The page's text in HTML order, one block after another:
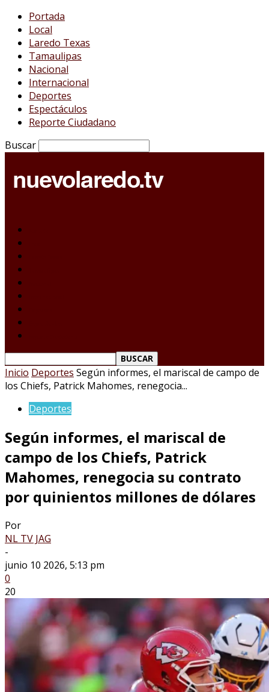
Portada
Local
Laredo Texas
Tamaulipas
Nacional
Internacional
Deportes
Espectáculos
Reporte Ciudadano
Buscar
Inicio Deportes Según informes, el mariscal de campo de
los Chiefs, Patrick Mahomes, renegocia...
Deportes
Según informes, el mariscal de
campo de los Chiefs, Patrick
Mahomes, renegocia su contrato
por quinientos millones de dólares
Por
NL TV JAG
-
junio 10 2026, 5:13 pm
0
20